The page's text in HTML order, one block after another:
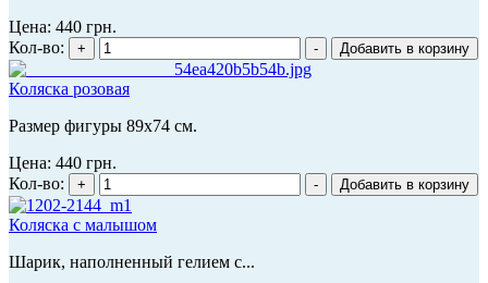
Цена: 440 грн.
Кол-во:
Коляска розовая
Размер фигуры 89х74 см.
Цена: 440 грн.
Кол-во:
Коляска с малышом
Шарик, наполненный гелием с...